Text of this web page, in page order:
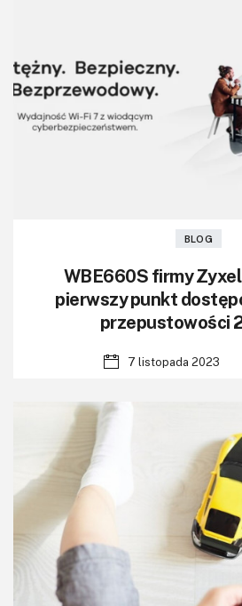
BLOG
WBE660S firmy
pierwszy punkt
przepustowości
7 listopada 2023